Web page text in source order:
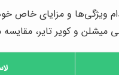
ویژگی‌ها و مزایای خاص
میشلن و کویر تایر،